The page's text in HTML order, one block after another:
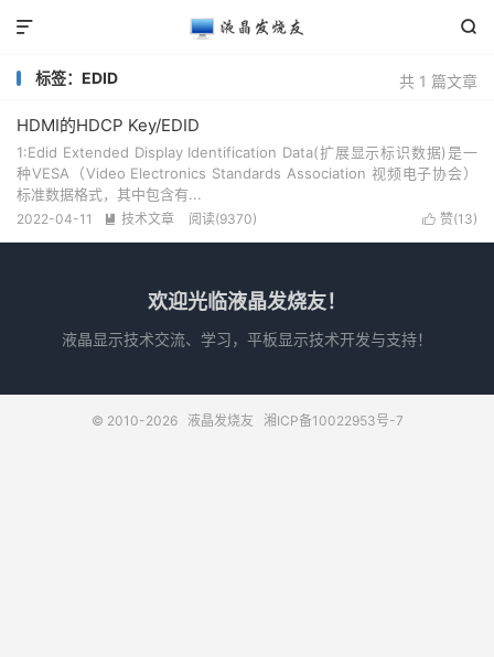


共 1 篇文章
标签：EDID
HDMI的HDCP Key/EDID
1:Edid Extended Display Identification Data(扩展显示标识数据)是一
种VESA（Video Electronics Standards Association 视频电子协会）
标准数据格式，其中包含有...
 赞(13)
2022-04-11  技术文章 阅读(9370)
欢迎光临液晶发烧友！
液晶显示技术交流、学习，平板显示技术开发与支持！
© 2010-2026 液晶发烧友 湘ICP备10022953号-7